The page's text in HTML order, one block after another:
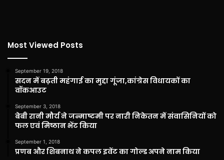
Most Viewed Posts
September 19, 2018
सदन में बढ़ती महंगाई का मुद्दा गूंजा,कांग्रेस विधायकों का
वॉकआउट
September 3, 2018
बेबी रानी मौर्य ने जन्माष्टमी पर नारी निकेतन में संवासिनियों को
फल एवं मिष्ठान भेंट किया
September 1, 2018
प्रणब और शिबनाथ ने कपल इवेंट का गोल्ड अपने नाम किया